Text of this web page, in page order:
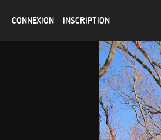
CONNEXION INSCRIPTION